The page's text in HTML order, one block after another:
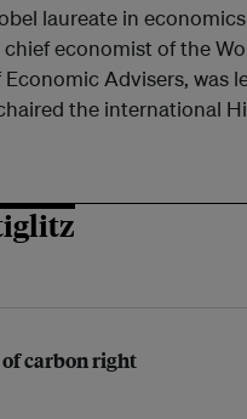
laureate in
economist of the
Economic Advisers, was
the international
carbon right